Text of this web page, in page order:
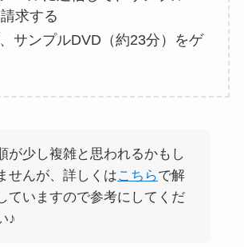
求する
サンプルDVD（約23分）をゲ
が少し複雑と思われるかもし
せんが、詳しくはこちらで解
ていますので参考にしてくだ
♪